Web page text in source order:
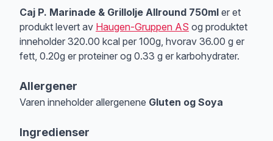
Produktbeskrivelse
Caj P. Marinade & Grillolje Allround 750ml er et
produkt levert av Haugen-Gruppen AS og produktet
inneholder 320.00 kcal per 100g, hvorav 36.00 g er
fett, 0.20g er proteiner og 0.33 g er karbohydrater.
Allergener
Varen inneholder allergenene Gluten og Soya
Ingredienser